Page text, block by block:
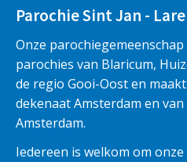
Parochie Sint Jan -
Onze
parochies van Blaricum,
de regio Gooi-Oost en
dekenaat Amsterdam en
Amsterdam.
Iedereen is welkom om